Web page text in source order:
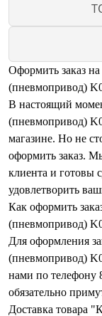
Оформить заказ
(пневмопривод)
В настоящий
(пневмопривод)
магазине. Но не
оформить заказ.
клиента и готовы
удовлетворить
Как оформить
(пневмопривод)
Для оформления
(пневмопривод)
нами по телефону
обязательно
Доставка товара